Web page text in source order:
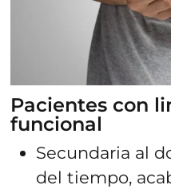
Pacientes con
funcional
Secundaria al
del tiempo,